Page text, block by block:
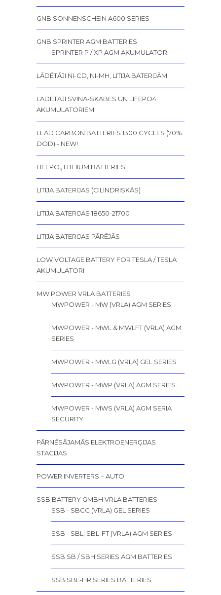
GNB SONNENSCHEIN A600 SERIES
GNB SPRINTER AGM BATTERIES
SPRINTER P / XP AGM AKUMULATORI
LĀDĒTĀJI NI-CD, NI-MH, LITIJA BATERIJĀM
LĀDĒTĀJI SVINA-SKĀBES UN LIFEPO4
AKUMULATORIEM
LEAD CARBON BATTERIES 1300 CYCLES (70%
DOD) - NEW!
LIFEPO₄ LITHIUM BATTERIES
LITIJA BATERIJAS (CILINDRISKĀS)
LITIJA BATERIJAS 18650-21700
LITIJA BATERIJAS PĀRĒJĀS
LOW VOLTAGE BATTERY FOR TESLA / TESLA
AKUMULATORI
MW POWER VRLA BATTERIES
MWPOWER - MW (VRLA) AGM SERIES
MWPOWER - MWL & MWLFT (VRLA) AGM
SERIES
MWPOWER - MWLG (VRLA) GEL SERIES
MWPOWER - MWP (VRLA) AGM SERIES
MWPOWER - MWS (VRLA) AGM SERIA
SECURITY
PĀRNĒSĀJAMĀS ELEKTROENERĢIJAS
STACIJAS
POWER INVERTERS – AUTO
SSB BATTERY GMBH VRLA BATTERIES
SSB - SBCG (VRLA) GEL SERIES
SSB - SBL; SBL-FT (VRLA) AGM SERIES
SSB SB / SBH SERIES AGM BATTERIES
SSB SBL-HR SERIES BATTERIES